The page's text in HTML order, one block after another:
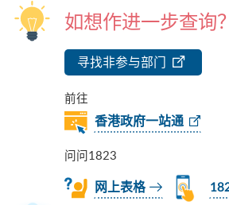
如想作进一步查询？
寻找非参与部门
前往
香港政府一站通
问问1823
网上表格